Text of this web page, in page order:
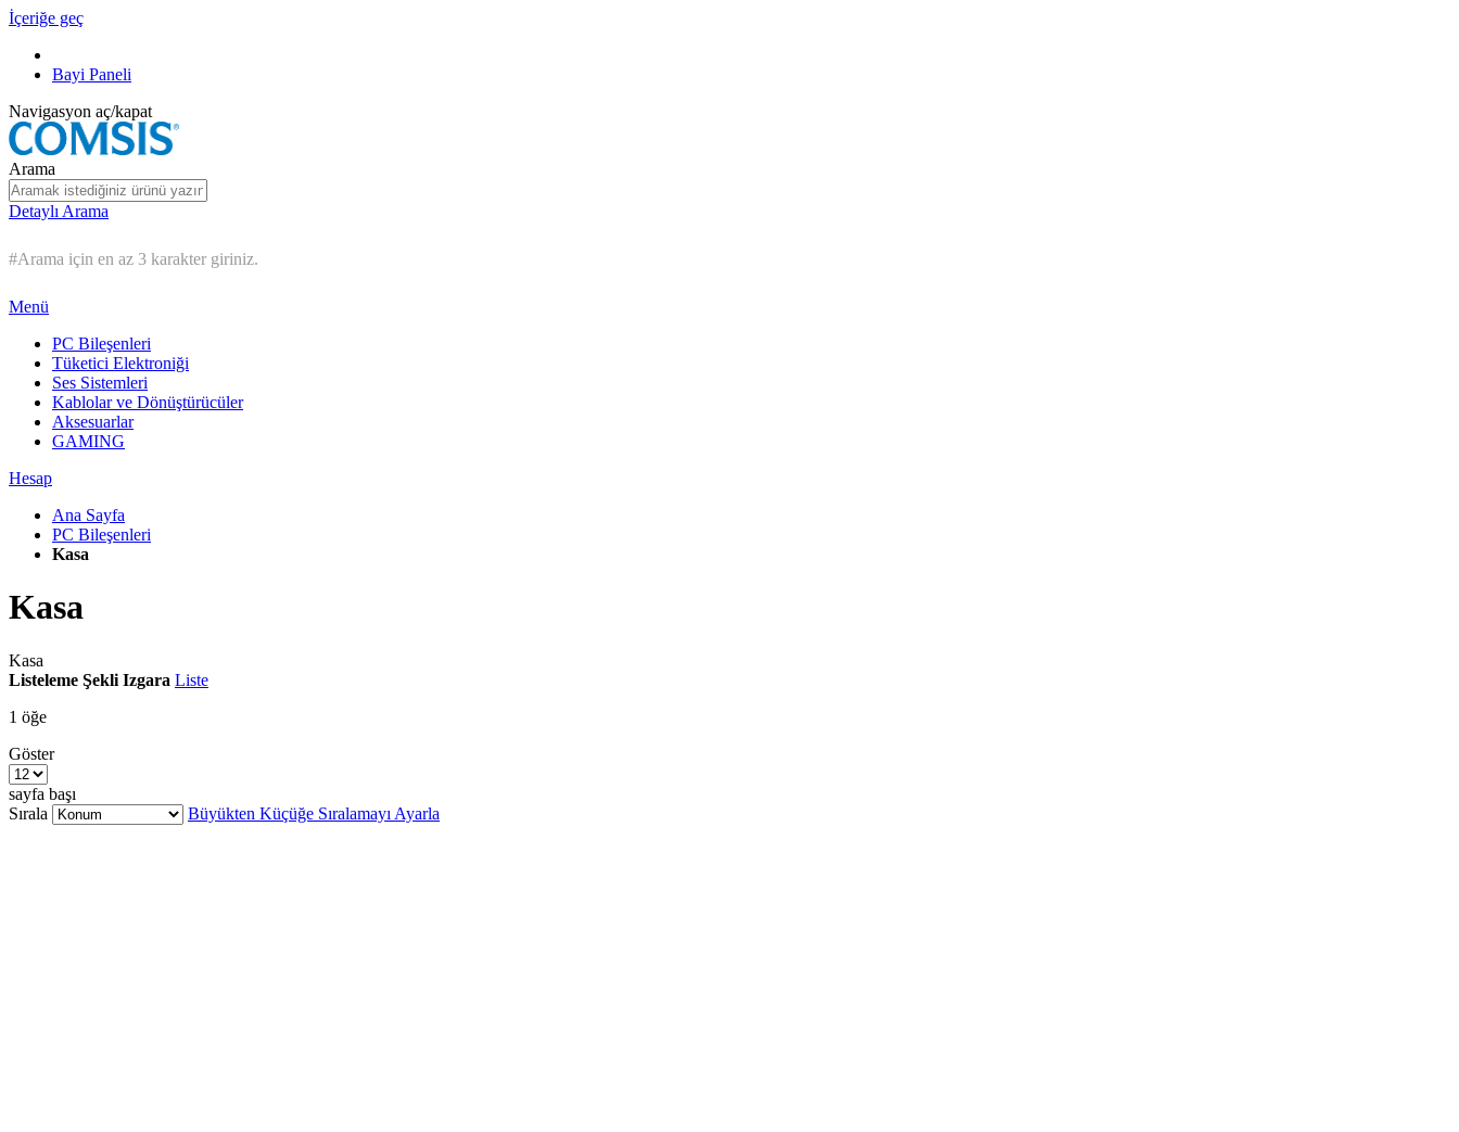
İçeriğe geç
Bayi Paneli
Navigasyon aç/kapat
Arama
Detaylı Arama
#Arama için en az 3 karakter giriniz.
Menü
PC Bileşenleri
Tüketici Elektroniği
Ses Sistemleri
Kablolar ve Dönüştürücüler
Aksesuarlar
GAMING
Hesap
Ana Sayfa
PC Bileşenleri
Kasa
Kasa
Kasa
Listeleme Şekli Izgara Liste
1 öğe
Göster
sayfa başı
Sırala
Büyükten Küçüğe Sıralamayı Ayarla